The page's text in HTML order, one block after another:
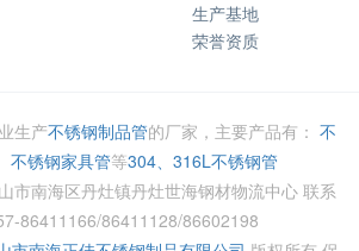
生产基地
荣誉资质
生产不锈钢制品管的厂家，主要产品有： 不
不锈钢家具管等304、316L不锈钢管
市南海区丹灶镇丹灶世海钢材物流中心 联系
86411166/86411128/86602198